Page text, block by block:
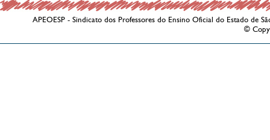
APEOESP - Sindicato dos Professores do Ensino Oficial do Estado de
©